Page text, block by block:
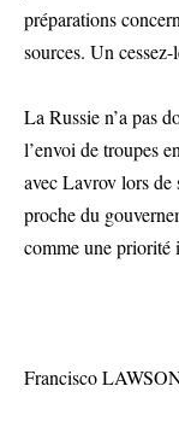
préparations
sources. Un
La Russie n’a pas
l’envoi de troupes
avec Lavrov lors de
proche du
comme une priorité
Francisco